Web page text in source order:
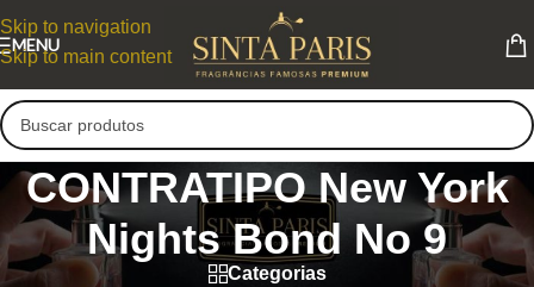
Skip to navigation
Skip to main content
MENU
CONTRATIPO New York
Nights Bond No 9
Categorias